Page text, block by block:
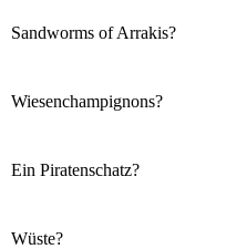
Sandworms of Arrakis?
Wiesenchampignons?
Ein Piratenschatz?
Wüste?